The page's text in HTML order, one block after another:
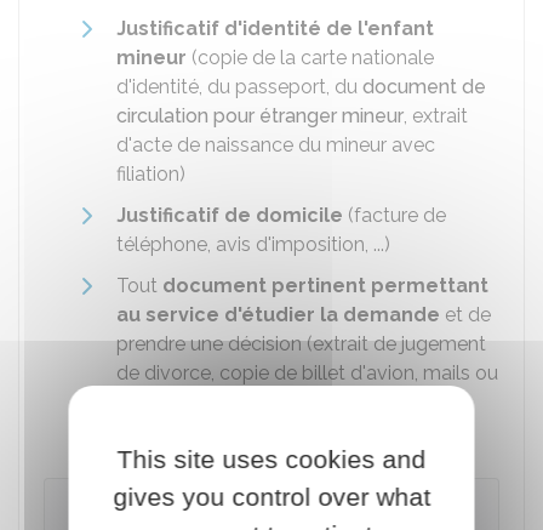
Justificatif d'identité de l'enfant
mineur (copie de la carte nationale
d'identité, du passeport, du document de
circulation pour étranger mineur, extrait
d'acte de naissance du mineur avec
filiation)
Justificatif de domicile (facture de
téléphone, avis d'imposition, ...)
Tout document pertinent permettant
au service d'étudier la demande et de
prendre une décision (extrait de jugement
de divorce, copie de billet d'avion, mails ou
À noter
This site uses cookies and
gives you control over what